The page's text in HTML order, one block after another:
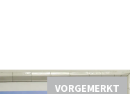
VORGEMERKT